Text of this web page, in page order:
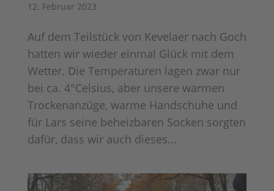
12. Februar 2023
Auf dem Teilstück von Kevelaer nach Goch
hatten wir wieder einmal Glück mit dem
Wetter. Die Temperaturen lagen zwar nur
bei ca. 4°Celsius, aber unsere warmen
Trockenanzüge, warme Handschuhe und
für Lars seine beheizbaren Socken sorgten
dafür, dass wir auch dieses...